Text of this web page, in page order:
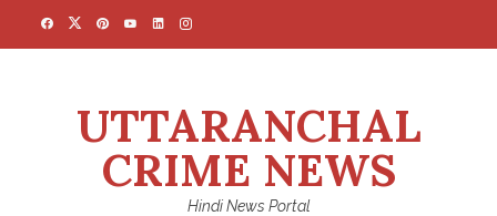
UTTARANCHAL
CRIME NEWS
Hindi News Portal